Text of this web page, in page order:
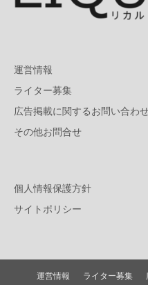
運営情報
ライター募集
広告掲載に関するお問い合わ
その他お問合せ
個人情報保護方針
サイトポリシー
運営情報 ライター募集